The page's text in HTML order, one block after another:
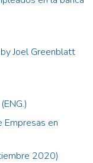
Joel Greenblatt
Empresas en
2020)